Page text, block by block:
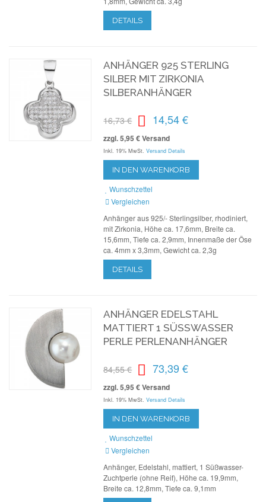
DETAILS
ANHÄNGER 925 STERLING
SILBER MIT ZIRKONIA
SILBERANHÄNGER
16,73 € 14,54 €
zzgl. 5,95 € Versand
Inkl. 19% MwSt. Versand Details
IN DEN WARENKORB
Wunschzettel
Vergleichen
Anhänger aus 925/- Sterlingsilber, rhodiniert,
mit Zirkonia, Höhe ca. 17,6mm, Breite ca.
15,6mm, Tiefe ca. 2,9mm, Innenmaße der Öse
ca. 4mm x 3,3mm, Gewicht ca. 2,3g
DETAILS
ANHÄNGER EDELSTAHL
MATTIERT 1 SÜSSWASSER P
ERLE PERLENANHÄNGER
84,55 € 73,39 €
zzgl. 5,95 € Versand
Inkl. 19% MwSt. Versand Details
IN DEN WARENKORB
Wunschzettel
Vergleichen
Anhänger, Edelstahl, mattiert, 1 Süßwasser-
Zuchtperle (ohne Reif), Höhe ca. 19,9mm,
Breite ca. 12,8mm, Tiefe ca. 9,1mm